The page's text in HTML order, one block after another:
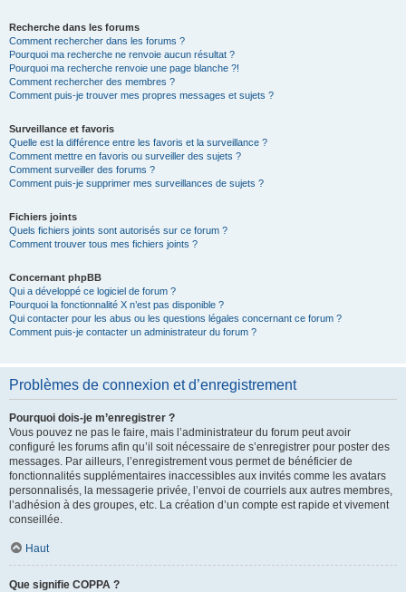
Recherche dans les forums
Comment rechercher dans les forums ?
Pourquoi ma recherche ne renvoie aucun résultat ?
Pourquoi ma recherche renvoie une page blanche ?!
Comment rechercher des membres ?
Comment puis-je trouver mes propres messages et sujets ?
Surveillance et favoris
Quelle est la différence entre les favoris et la surveillance ?
Comment mettre en favoris ou surveiller des sujets ?
Comment surveiller des forums ?
Comment puis-je supprimer mes surveillances de sujets ?
Fichiers joints
Quels fichiers joints sont autorisés sur ce forum ?
Comment trouver tous mes fichiers joints ?
Concernant phpBB
Qui a développé ce logiciel de forum ?
Pourquoi la fonctionnalité X n’est pas disponible ?
Qui contacter pour les abus ou les questions légales concernant ce forum ?
Comment puis-je contacter un administrateur du forum ?
Problèmes de connexion et d’enregistrement
Pourquoi dois-je m’enregistrer ?
Vous pouvez ne pas le faire, mais l’administrateur du forum peut avoir
configuré les forums afin qu’il soit nécessaire de s’enregistrer pour poster des
messages. Par ailleurs, l’enregistrement vous permet de bénéficier de
fonctionnalités supplémentaires inaccessibles aux invités comme les avatars
personnalisés, la messagerie privée, l’envoi de courriels aux autres membres,
l’adhésion à des groupes, etc. La création d’un compte est rapide et vivement
conseillée.
Haut
Que signifie COPPA ?